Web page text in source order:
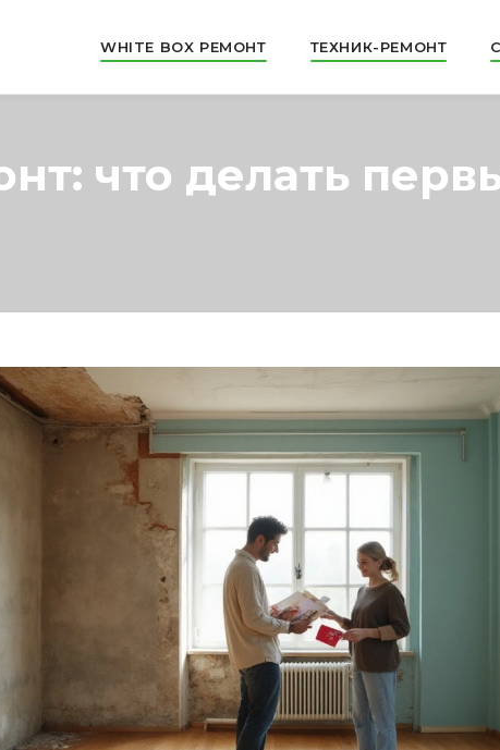
WHITE BOX РЕМОНТ ТЕХНИК-РЕМОНТ
что делать